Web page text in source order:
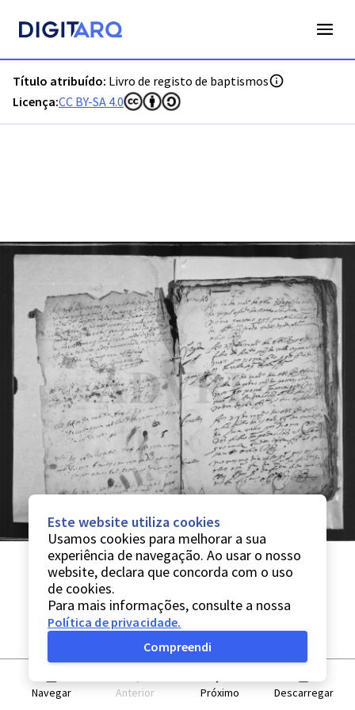
Título atribuído: Livro de registo de baptismos
Licença:CC BY-SA 4.0
Navegar Anterior Próximo Descarregar
Este website utiliza cookies
Usamos cookies para melhorar a sua
experiência de navegação. Ao usar o nosso
website, declara que concorda com o uso
de cookies.
Para mais informações, consulte a nossa
Política de privacidade.
Compreendi